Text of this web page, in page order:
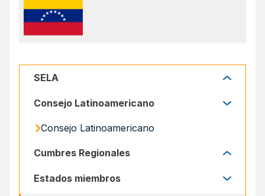
SELA
SELA
Consejo Latinoamericano
Consejo Latinoamericano
Cumbres Regionales
Cumbres Regionales
Estados miembros